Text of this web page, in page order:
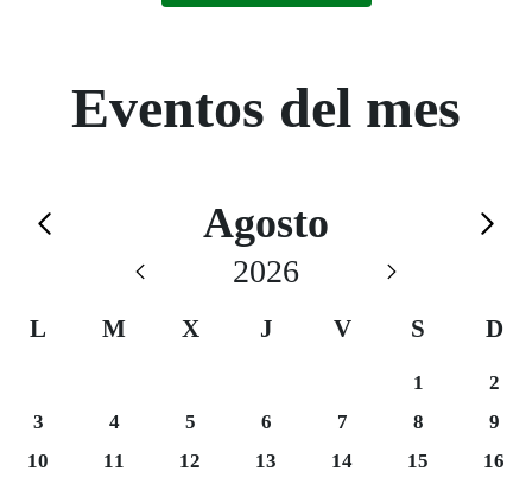
Eventos del mes
Calendario de Agosto
Saltar el calendario
Agosto
2026
L M X J V S D
Sábado 1
1
2
Lunes 3
3 Martes 4
4 Miércoles 5
5 Jueves 6
6 Viernes 7
7 Sábado 8
8
9
Lunes 10
10 Martes 11
11 Miércoles 12
12 Jueves 13
13 Viernes 14
14 Sábado 15
15
16